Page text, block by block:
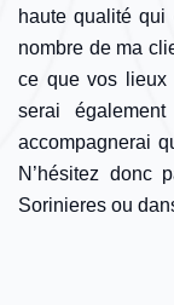
haute qualité qui
nombre de ma
ce que vos lieux
serai
accompagnerai
N’hésitez donc
Sorinieres ou